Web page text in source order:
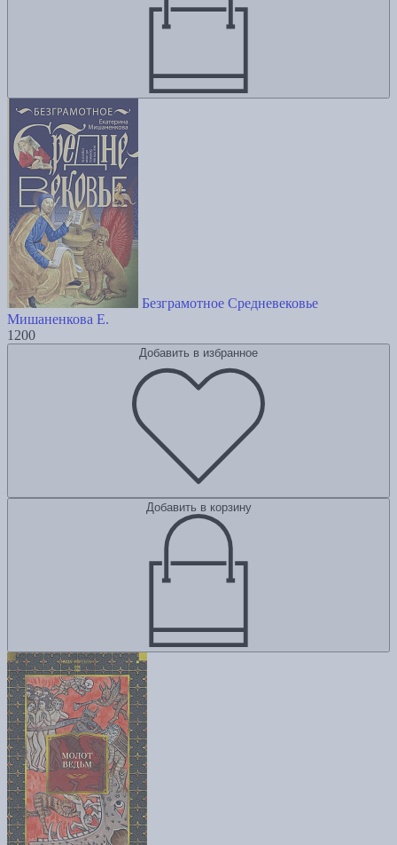
Безграмотное Средневековье
Мишаненкова Е.
1200
Добавить в избранное
Добавить в корзину